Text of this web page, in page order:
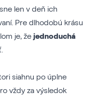
len v deň ich
Pre dlhodobú krásu
je, že jednoduchá
siahnu po úplne
vždy za výsledok